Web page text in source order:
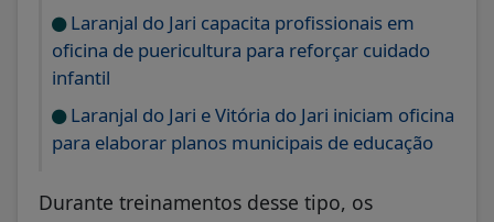
Laranjal do Jari capacita profissionais em
oficina de puericultura para reforçar cuidado
infantil
Laranjal do Jari e Vitória do Jari iniciam oficina
para elaborar planos municipais de educação
Durante treinamentos desse tipo, os